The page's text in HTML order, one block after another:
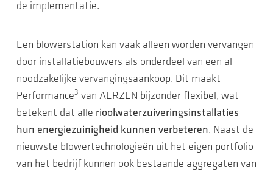
de implementatie.
Een blowerstation kan vaak alleen worden vervangen
door installatiebouwers als onderdeel van een al
noodzakelijke vervangingsaankoop. Dit maakt
Performance3 van AERZEN bijzonder flexibel, wat
betekent dat alle rioolwaterzuiveringsinstallaties
hun energiezuinigheid kunnen verbeteren. Naast de
nieuwste blowertechnologieën uit het eigen portfolio
van het bedrijf kunnen ook bestaande aggregaten van